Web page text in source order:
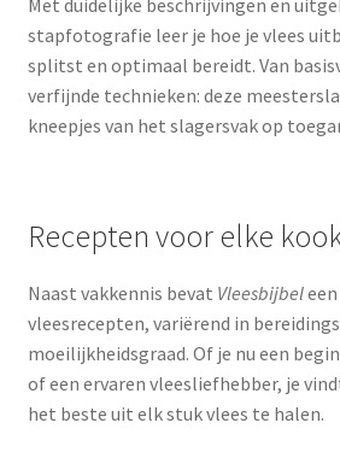
stapfotografie leer je hoe je vlees
splitst en optimaal bereidt. Van
verfijnde technieken: deze
kneepjes van het slagersvak op
Recepten voor elke
Naast vakkennis bevat Vleesbijbeleen
vleesrecepten, variërend in
moeilijkheidsgraad. Of je nu een
of een ervaren vleesliefhebber, je
het beste uit elk stuk vlees te halen.